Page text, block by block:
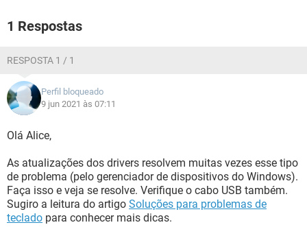
1 Respostas
RESPOSTA 1 / 1
Perfil bloqueado
9 jun 2021 às 07:11
Olá Alice,
As atualizações dos drivers resolvem muitas vezes esse tipo
de problema (pelo gerenciador de dispositivos do Windows).
Faça isso e veja se resolve. Verifique o cabo USB também.
Sugiro a leitura do artigo Soluções para problemas de
teclado para conhecer mais dicas.